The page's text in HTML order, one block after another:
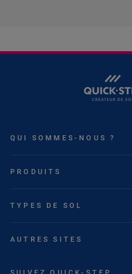
QUI SOMMES-NOUS ?
PRODUITS
TYPES DE SOL
AUTRES SITES